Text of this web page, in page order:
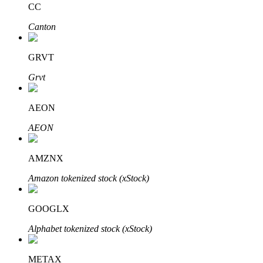
BTR-vergrendelingen
Exclusieve beleggingen voor BTR-houders
Leningen
CC
Canton
GRVT
Grvt
AEON
AEON
AMZNX
Amazon tokenized stock (xStock)
GOOGLX
Alphabet tokenized stock (xStock)
METAX